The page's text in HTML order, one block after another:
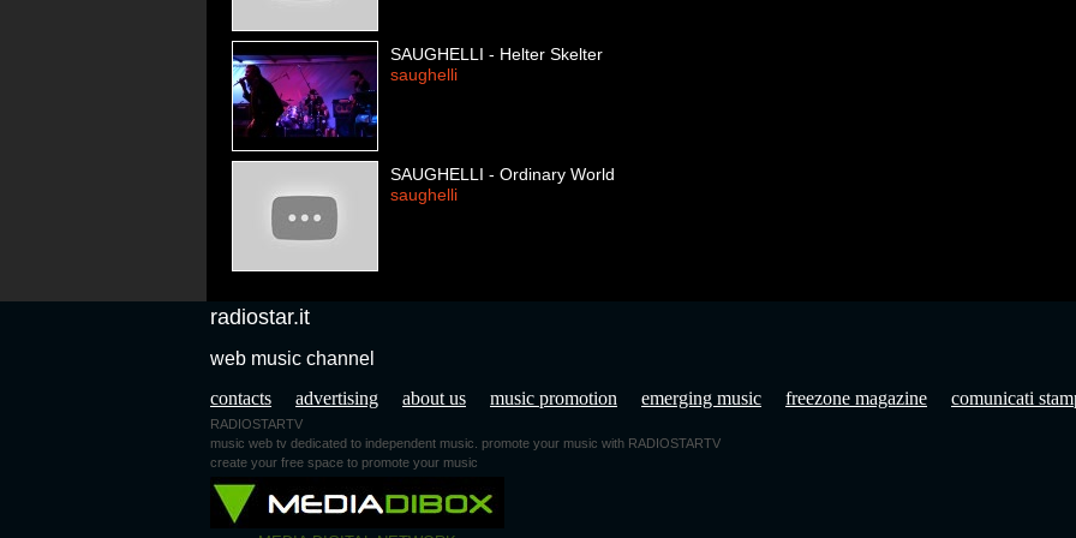
SAUGHELLI - Helter Skelter
saughelli
SAUGHELLI - Ordinary World
saughelli
radiostar.it
web music channel
contacts
advertising about us music promotion emerging music freezone magazine comunicati
RADIOSTARTV
music web tv dedicated to independent music. promote your music with RADIOSTARTV
create your free space to promote your music